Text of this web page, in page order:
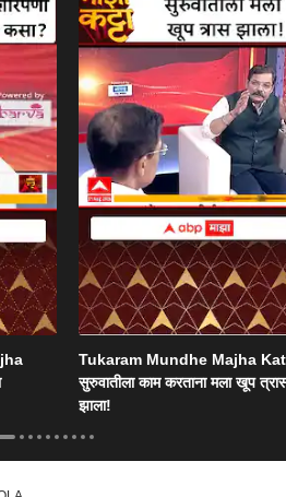
Tukaram Mundhe Majha
सुरुवातीला काम करताना मला खूप
झाला!